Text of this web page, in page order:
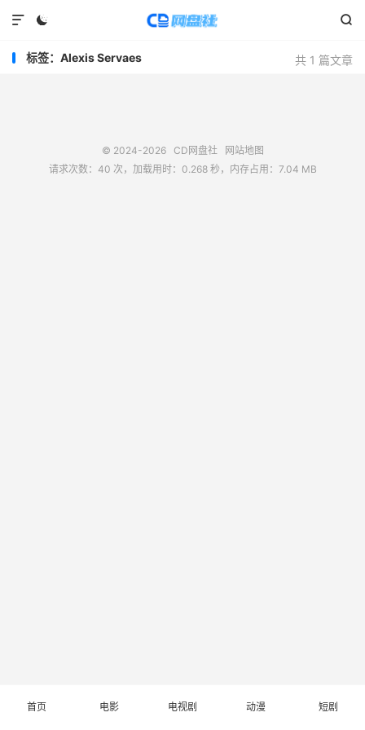
 

共 1 篇文章
标签：Alexis Servaes
© 2024-2026 CD网盘社
网站地图
请求次数：40 次，加载用时：0.268 秒，内存占用：7.04 MB
首页 电影 电视剧 动漫 短剧